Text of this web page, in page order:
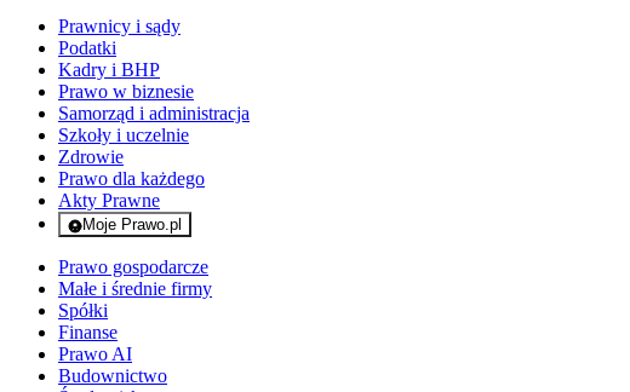
Prawnicy i sądy
Podatki
Kadry i BHP
Prawo w biznesie
Samorząd i administracja
Szkoły i uczelnie
Zdrowie
Prawo dla każdego
Akty Prawne
Moje Prawo.pl
- rejestracja i logowanie do serwisu
Prawo gospodarcze
Małe i średnie firmy
Spółki
Finanse
Prawo AI
Budownictwo